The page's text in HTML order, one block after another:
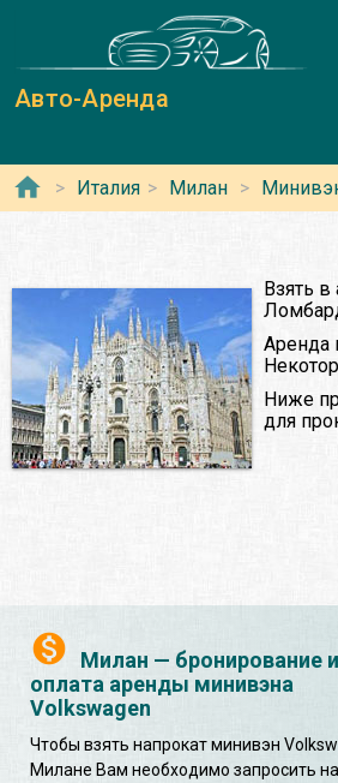
Авто-Аренда
Италия Милан
Взять
Аренда
Ниже
для
Милан — бронирование и
оплата аренды минивэна
Volkswagen
Чтобы взять напрокат минивэн
Милане Вам необходимо запросить